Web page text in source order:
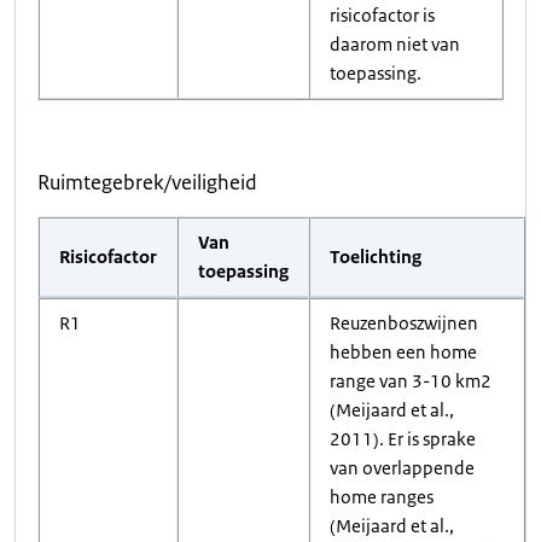
risicofactor is
daarom niet van
toepassing.
Ruimtegebrek/veiligheid
Risicofactor
Van
toepassing
Toelichting
R1
Reuzenboszwijnen
hebben een home
range van 3-10 km2
(Meijaard et al.,
2011). Er is sprake
van overlappende
home ranges
(Meijaard et al.,